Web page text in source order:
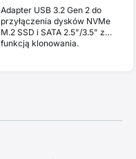
Adapter USB 3.2 Gen 2 do
przyłączenia dysków NVMe
M.2 SSD i SATA 2.5"/3.5" z
funkcją klonowania.